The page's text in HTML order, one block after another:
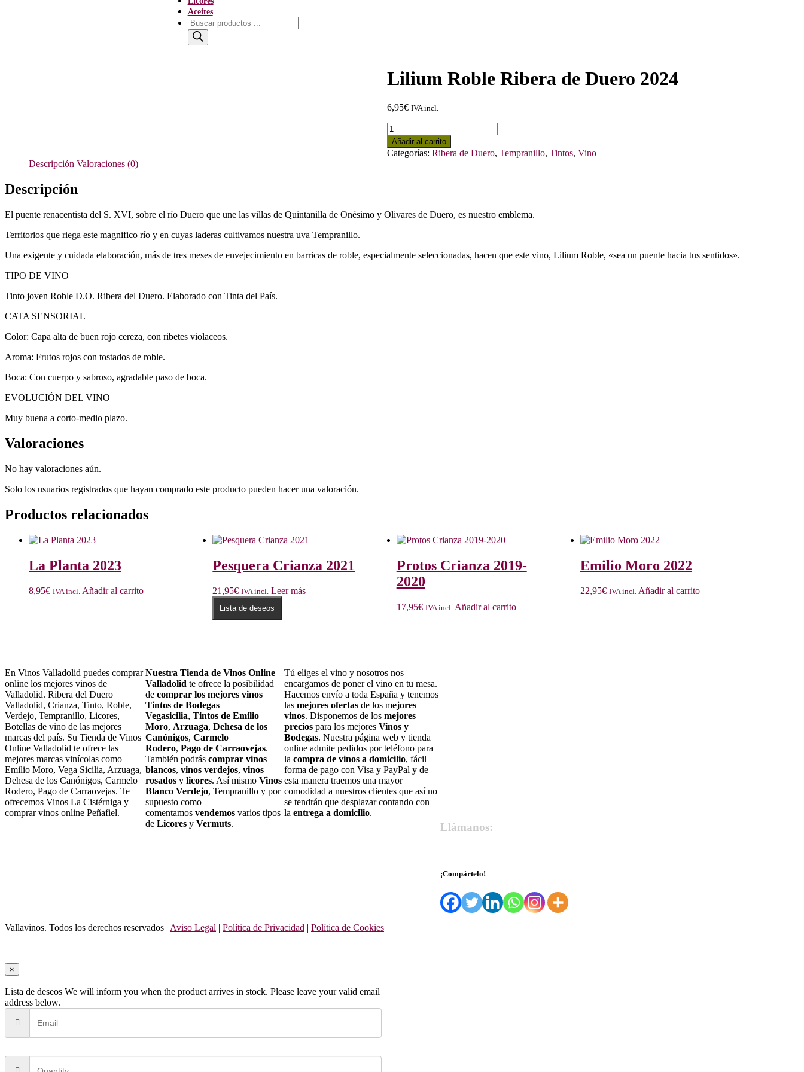
Aceites
Búsqueda
de
productos
Lilium Roble Ribera de Duero 2024
6,95€ IVA incl.
Lilium
Roble
Ribera
de
Añadir al carrito
Categorías:Ribera de Duero,Tempranillo,Tintos,Vino
Descripción Valoraciones (0)
Descripción
El puente renacentista del S. XVI, sobre el río Duero que une las villas de Quintanilla de Onésimo y Olivares de Duero, es nuestro emblema.
Territorios que riega este magnifico río y en cuyas laderas cultivamos nuestra uva Tempranillo.
Una exigente y cuidada elaboración, más de tres meses de envejecimiento en barricas de roble, especialmente seleccionadas, hacen que este vino, Lilium Roble, «sea un puente hacia tus sentidos».
TIPO DE VINO
Tinto joven Roble D.O. Ribera del Duero. Elaborado con Tinta del País.
CATA SENSORIAL
Color: Capa alta de buen rojo cereza, con ribetes violaceos.
Aroma: Frutos rojos con tostados de roble.
Boca: Con cuerpo y sabroso, agradable paso de boca.
EVOLUCIÓN DEL VINO
Muy buena a corto-medio plazo.
Valoraciones
No hay valoraciones aún.
Solo los usuarios registrados que hayan comprado este producto pueden hacer una valoración.
Productos relacionados
La Planta 2023
8,95€ IVA incl. Añadir al carrito
Pesquera Crianza 2021
21,95€ IVA incl. Leer más
Lista de deseos
Protos Crianza 2019-
2020
17,95€ IVA incl. Añadir al carrito
Emilio Moro 2022
22,95€ IVA incl. Añadir al carrito
En Vinos Valladolid puedes comprar
online los mejores vinos de
Valladolid. Ribera del Duero
Valladolid, Crianza, Tinto, Roble,
Verdejo, Tempranillo, Licores,
Botellas de vino de las mejores
marcas del país. Su Tienda de Vinos
Online Valladolid te ofrece las
mejores marcas vinícolas como
Emilio Moro, Vega Sicilia, Arzuaga,
Dehesa de los Canónigos, Carmelo
Rodero, Pago de Carraovejas. Te
ofrecemos Vinos La Cistérniga y
comprar vinos online Peñafiel.
Nuestra Tienda de Vinos Online
Valladolid te ofrece la posibilidad
de comprar los mejores vinos
Tintos de Bodegas
Vegasicilia, Tintos de Emilio
Moro, Arzuaga, Dehesa de los
Canónigos, Carmelo
Rodero, Pago de Carraovejas.
También podrás comprar vinos
blancos, vinos verdejos, vinos
rosadosy licores. Así mismo Vinos
Blanco Verdejo, Tempranillo y por
supuesto como
comentamos vendemosvarios tipos
de Licoresy Vermuts.
Tú eliges el vino y nosotros nos
encargamos de poner el vino en tu mesa.
Hacemos envío a toda España y tenemos
las mejores ofertasde los mejores
vinos. Disponemos de los mejores
preciospara los mejores Vinos y
Bodegas. Nuestra página web y tienda
online admite pedidos por teléfono para
la compra de vinos a domicilio, fácil
forma de pago con Visa y PayPal y de
esta manera traemos una mayor
comodidad a nuestros clientes que así no
se tendrán que desplazar contando con
la entrega a domicilio.
Llámanos:
¡Compártelo!
Vallavinos. Todos los derechos reservados | Aviso Legal | Política de Privacidad | Política de Cookies
×
Lista de deseos We will inform you when the product arrives in stock. Please leave your valid email
address below.